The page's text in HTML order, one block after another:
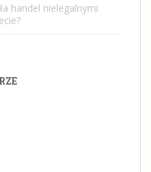
handel nielegalnymi